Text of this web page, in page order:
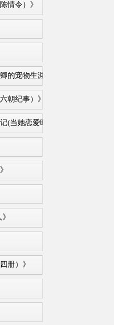
情令）》
的宠物生涯》
朝纪事）》
(当她恋爱时)》
册）》